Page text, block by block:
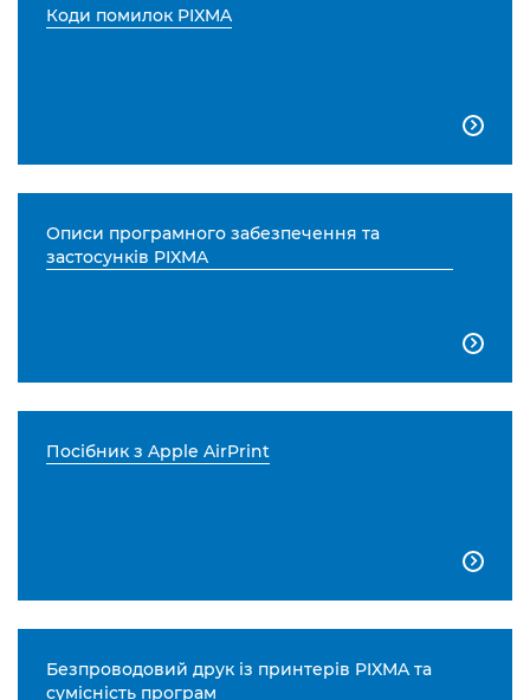
Коди помилок PIXMA

Описи програмного забезпечення та
застосунків PIXMA

Посібник з Apple AirPrint

Безпроводовий друк із принтерів PIXMA та
сумісність програм